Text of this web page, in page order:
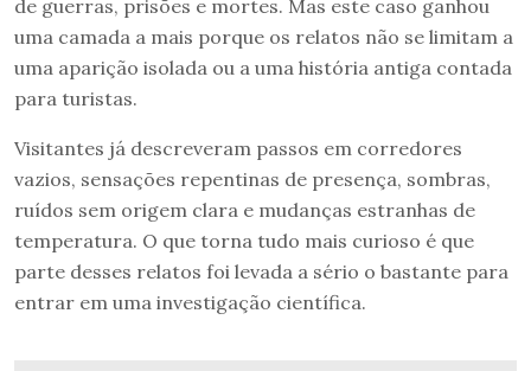
de guerras, prisões e mortes. Mas este caso ganhou
uma camada a mais porque os relatos não se limitam a
uma aparição isolada ou a uma história antiga contada
para turistas.
Visitantes já descreveram passos em corredores
vazios, sensações repentinas de presença, sombras,
ruídos sem origem clara e mudanças estranhas de
temperatura. O que torna tudo mais curioso é que
parte desses relatos foi levada a sério o bastante para
entrar em uma investigação científica.